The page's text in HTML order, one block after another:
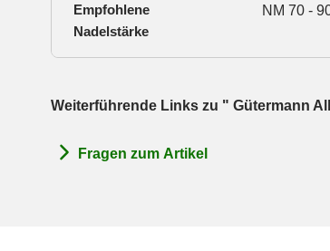
Empfohlene
Nadelstärke
NM 70 -
Weiterführende Links zu " Gütermann
Fragen zum Artikel